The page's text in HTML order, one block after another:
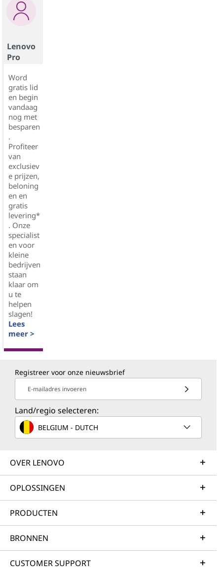
Lenovo
Pro
Word
gratis lid
en begin
vandaag
nog met
besparen
.
Profiteer
van
exclusiev
e prijzen,
beloning
en en
gratis
levering*
. Onze
specialist
en voor
kleine
bedrijven
staan
klaar om
u te
helpen
slagen!
Lees
meer >
Registreer voor onze nieuwsbrief
E-mailadres invoeren
Land/regio selecteren:
BELGIUM - DUTCH
OVER LENOVO
OPLOSSINGEN
PRODUCTEN
BRONNEN
CUSTOMER SUPPORT